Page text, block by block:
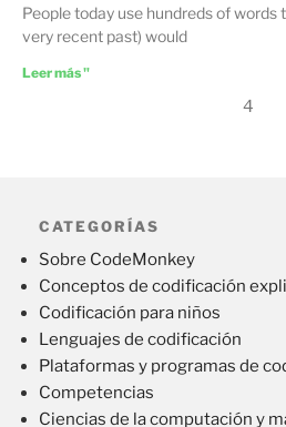
People today use hundreds of words
very recent past) would
Leer más "
4
CATEGORÍAS
Sobre CodeMonkey
Conceptos de codificación
Codificación para niños
Lenguajes de codificación
Plataformas y programas de
Competencias
Ciencias de la computación y